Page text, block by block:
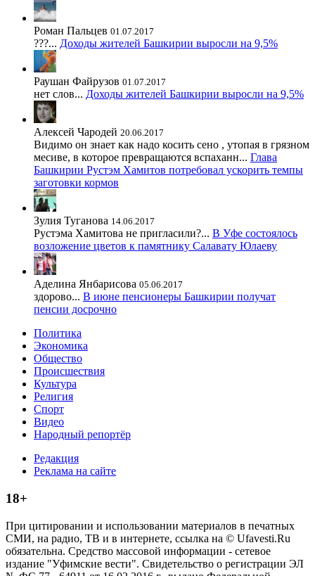
Роман Пальцев 01.07.2017
???... Доходы жителей Башкирии выросли на 9,5%
Раушан Файрузов 01.07.2017
нет слов... Доходы жителей Башкирии выросли на 9,5%
Алексей Чародей 20.06.2017
Видимо он знает как надо косить сено , утопая в грязном
месиве, в которое превращаются вспаханн... Глава
Башкирии Рустэм Хамитов потребовал ускорить темпы
заготовки кормов
Зулия Туганова 14.06.2017
Рустэма Хамитова не пригласили?... В Уфе состоялось
возложение цветов к памятнику Салавату Юлаеву
Аделина Янбарисова 05.06.2017
здорово... В июне пенсионеры Башкирии получат
пенсии досрочно
Политика
Экономика
Общество
Происшествия
Культура
Религия
Спорт
Видео
Народный репортёр
Редакция
Реклама на сайте
18+
При цитировании и использовании материалов в печатных
СМИ, на радио, ТВ и в интернете, ссылка на © Ufavesti.Ru
обязательна. Средство массовой информации - сетевое
издание "Уфимские вести". Свидетельство о регистрации ЭЛ